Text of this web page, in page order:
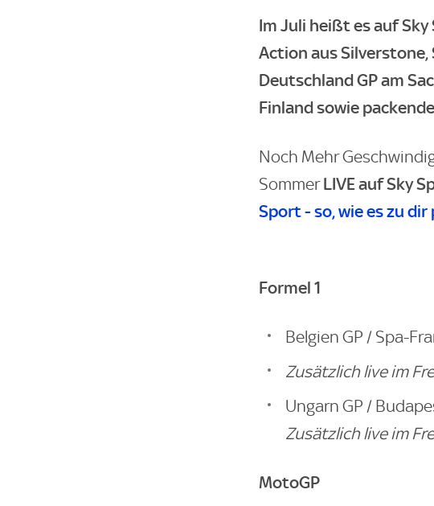
Im Juli heißt es auf
Action aus Silverstone,
Deutschland GP am
Finland sowie
Noch Mehr
SommerLIVE auf Sky
Sport - so, wie es zu
Formel 1
Belgien GP / Spa-
Zusätzlich live im
Ungarn GP /
Zusätzlich live im
MotoGP